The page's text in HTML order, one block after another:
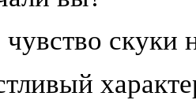
скуки